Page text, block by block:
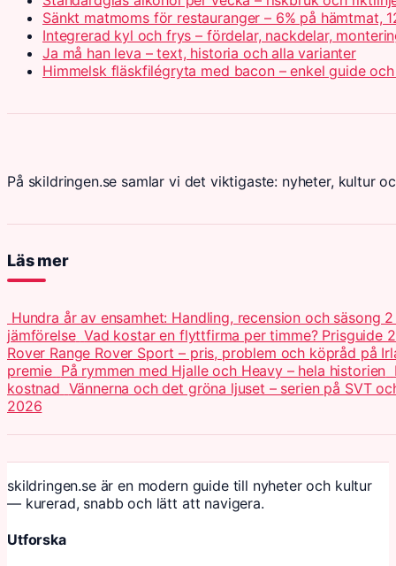
Sänkt matmoms för restauranger – 6% på hämtmat,
Integrerad kyl och frys – fördelar, nackdelar,
Ja må han leva – text, historia och alla varianter
Himmelsk fläskfilégryta med bacon – enkel guide
På skildringen.se samlar vi det viktigaste: nyheter, kultur
Läs mer
Hundra år av ensamhet: Handling, recension och säsong
jämförelse Vad kostar en flyttfirma per timme? Prisguide
Rover Range Rover Sport – pris, problem och köpråd på
premie På rymmen med Hjalle och Heavy – hela historien
kostnad Vännerna och det gröna ljuset – serien på SVT
2026
skildringen.se är en modern guide till nyheter och kultur
— kurerad, snabb och lätt att navigera.
Utforska